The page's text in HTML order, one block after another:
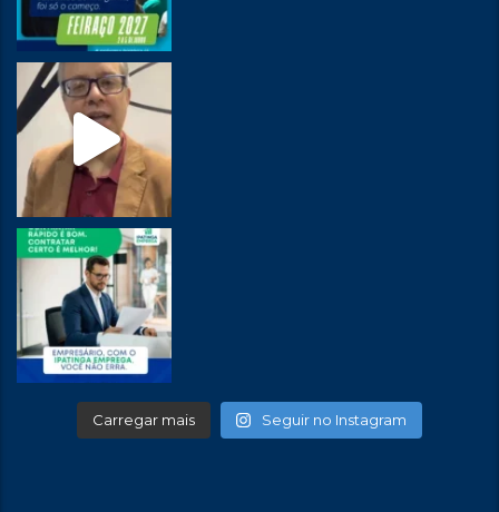
Carregar mais Seguir no Instagram